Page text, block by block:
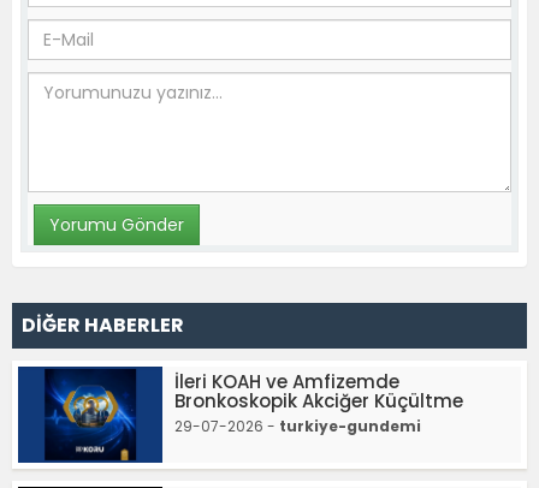
DİĞER HABERLER
İleri KOAH ve Amfizemde
Bronkoskopik Akciğer Küçültme
29-07-2026 - turkiye-gundemi